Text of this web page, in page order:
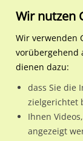
Regionale
Wir nutzen
Wir verwenden
vorübergehend
dienen dazu:
dass Sie die
zielgerichtet
Ihnen
angezeigt